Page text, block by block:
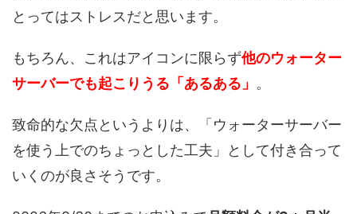
とってはストレスだと思います。
もちろん、これはアイコンに限らず他のウォーター
サーバーでも起こりうる「あるある」 。
致命的な欠点というよりは、「ウォーターサーバー
を使う上でのちょっとした工夫」として付き合って
いくのが良さそうです。